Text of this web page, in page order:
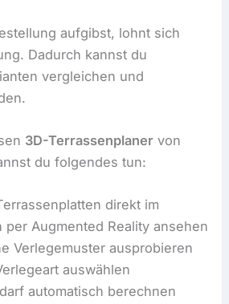
aufgibst, lohnt sich
Dadurch kannst du
vergleichen und
3D-Terrassenplaner von
du folgendes tun:
direkt im
per Augmented Reality ansehen
Verlegemuster ausprobieren
auswählen
automatisch berechnen